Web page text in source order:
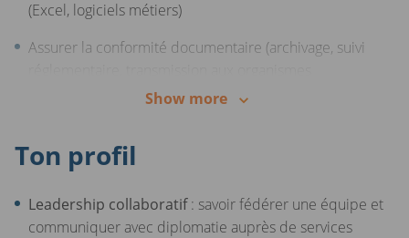
(Excel, logiciels métiers)
Assurer la conformité documentaire (archivage, suivi
Show more
Ton profil
Leadership collaboratif: savoir fédérer une équipe et
communiquer avec diplomatie auprès de services